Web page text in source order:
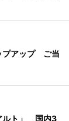
プアップ ご当
ルト」 国内3